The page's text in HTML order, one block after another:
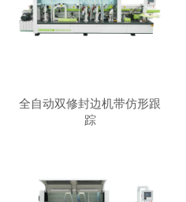
全自动双修封边机带仿形跟
踪